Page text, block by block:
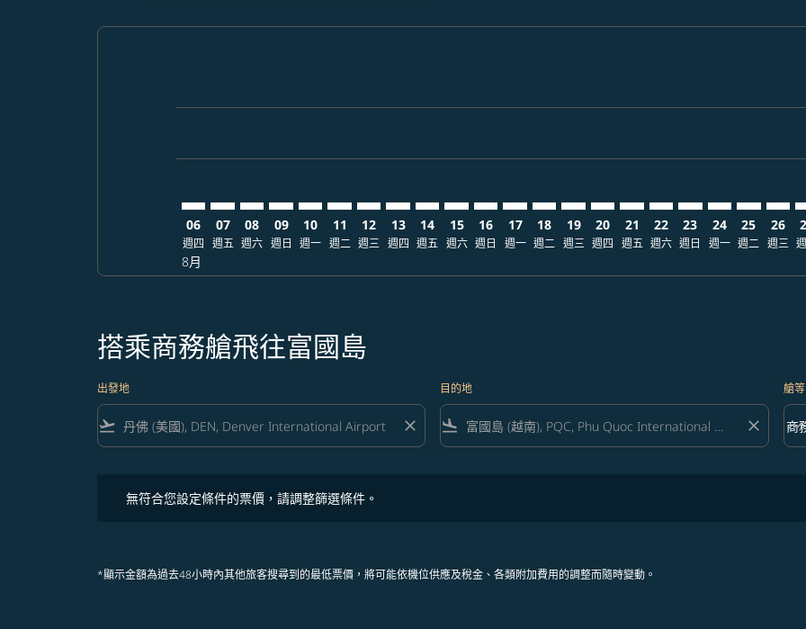
06
週四
8月
07
週五
08
週六
09
週日
10
週一
11
週二
12
週三
13
週四
14
週五
15
週六
16
週日
17
週一
18
週二
19
週三
20
週四
DEN–PQC: cmp-view-
21
週五
DEN–PQC: cmp-view-
22
週六
DEN–PQC: cmp-
23
週日
DEN–PQC:
24
週一
25
週二
26
週三
搭乘商務艙飛往富國島
出發地
flight_takeoff close
目的地
flight_land close
艙等
艙
商
keyboard_arrow_down
無符合您設定條件的票價，請調整篩選條件。
*顯示金額為過去48小時內其他旅客搜尋到的最低票價，將可能依機位供應及稅金、各類附加費用的調整而隨時變動。